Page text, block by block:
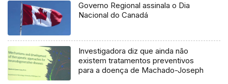
Governo Regional assinala o Dia
Nacional do Canadá
Investigadora diz que ainda não
existem tratamentos preventivos
para a doença de Machado-Joseph